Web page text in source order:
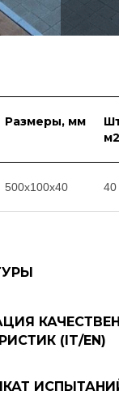
Размеры, мм
м2
500x100x40 40
(IT/EN)